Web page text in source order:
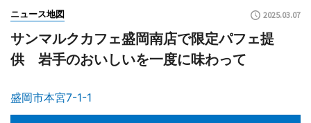
ニュース地図 2025.03.07
サンマルクカフェ盛岡南店で限定パフェ提
供 岩手のおいしいを一度に味わって
盛岡市本宮7-1-1